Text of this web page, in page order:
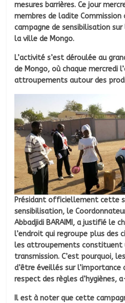
mesures barrières. Ce jour
membres de ladite
campagne de sensibilisation
la ville de Mongo.
L’activité s’est déroulée au
de Mongo, où chaque mercredi
attroupements autour des
Présidant officiellement cette
sensibilisation, le
Abbadjidi BARAIMI, a justifié le
l’endroit qui regroupe plus des
les attroupements constituent
transmission. C’est pourquoi,
d’être éveillés sur
respect des règles d’hygiènes,
Il est à noter que cette